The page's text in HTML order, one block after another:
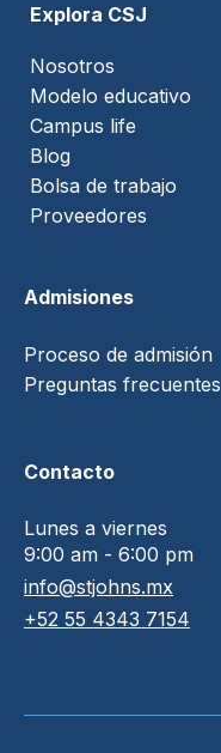
Explora CSJ
Nosotros
Modelo educativo
Campus life
Blog
Bolsa de trabajo
Proveedores
Admisiones
Proceso de admisión
Preguntas frecuentes
Contacto
Lunes a viernes
9:00 am - 6:00 pm
info@stjohns.mx
+52 55 4343 7154